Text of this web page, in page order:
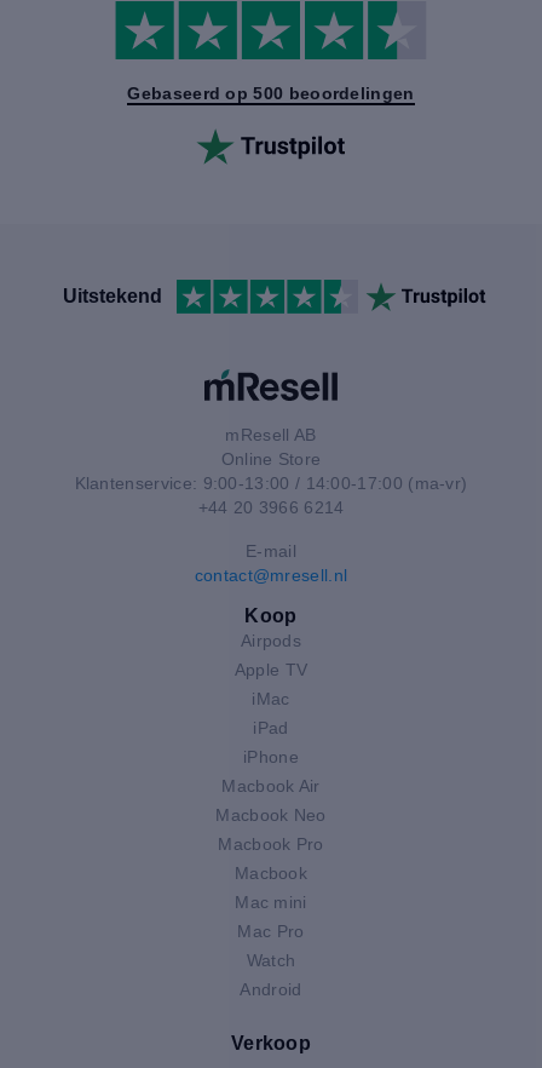
Gebaseerd op 500 beoordelingen
Uitstekend
mResell AB
Online Store
Klantenservice: 9:00-13:00 / 14:00-17:00 (ma-vr)
+44 20 3966 6214
E-mail
contact@mresell.nl
Koop
Airpods
Apple TV
iMac
iPad
iPhone
Macbook Air
Macbook Neo
Macbook Pro
Macbook
Mac mini
Mac Pro
Watch
Android
Verkoop